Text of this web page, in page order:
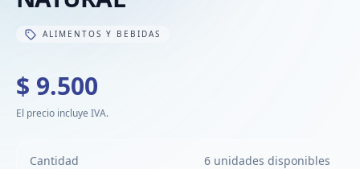
ALIMENTOS Y BEBIDAS
$ 9.500
El precio incluye IVA.
Cantidad 6 unidades disponibles